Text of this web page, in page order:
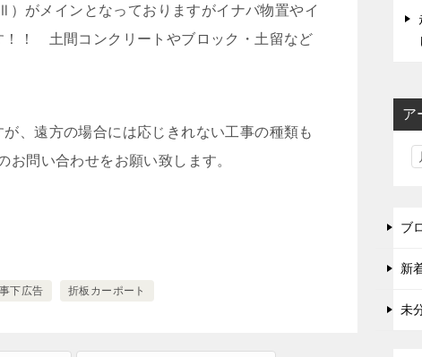
がメインとなっておりますがイナバ物置やイ
！！ 土間コンクリートやブロック・土留など
、遠方の場合には応じきれない工事の種類も
問い合わせをお願い致します。
下広告 折板カーポート
ア
ブ
新
未